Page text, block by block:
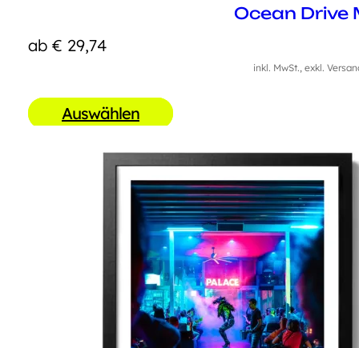
Ocean Drive
ab € 29,74
inkl. MwSt., exkl.
Auswählen